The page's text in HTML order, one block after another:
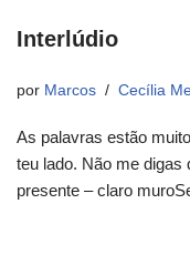
Interlúdio
por Marcos Cecília
As palavras estão
teu lado. Não me digas
presente – claro